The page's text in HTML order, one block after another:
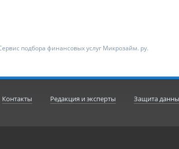
подбора финансовых услуг Микрозайм. ру.
Контакты Редакция и эксперты Защита